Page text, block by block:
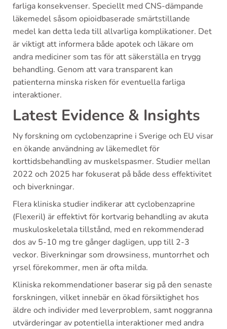
farliga konsekvenser. Speciellt med CNS-dämpande
läkemedel såsom opioidbaserade smärtstillande
medel kan detta leda till allvarliga komplikationer. Det
är viktigt att informera både apotek och läkare om
andra mediciner som tas för att säkerställa en trygg
behandling. Genom att vara transparent kan
patienterna minska risken för eventuella farliga
interaktioner.
Latest Evidence & Insights
Ny forskning om cyclobenzaprine i Sverige och EU visar
en ökande användning av läkemedlet för
korttidsbehandling av muskelspasmer. Studier mellan
2022 och 2025 har fokuserat på både dess effektivitet
och biverkningar.
Flera kliniska studier indikerar att cyclobenzaprine
(Flexeril) är effektivt för kortvarig behandling av akuta
muskuloskeletala tillstånd, med en rekommenderad
dos av 5-10 mg tre gånger dagligen, upp till 2-3
veckor. Biverkningar som drowsiness, muntorrhet och
yrsel förekommer, men är ofta milda.
Kliniska rekommendationer baserar sig på den senaste
forskningen, vilket innebär en ökad försiktighet hos
äldre och individer med leverproblem, samt noggranna
utvärderingar av potentiella interaktioner med andra